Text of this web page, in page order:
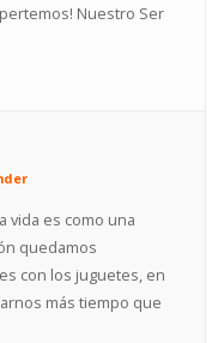
Nuestro Ser
vida es como una
quedamos
con los juguetes, en
más tiempo que